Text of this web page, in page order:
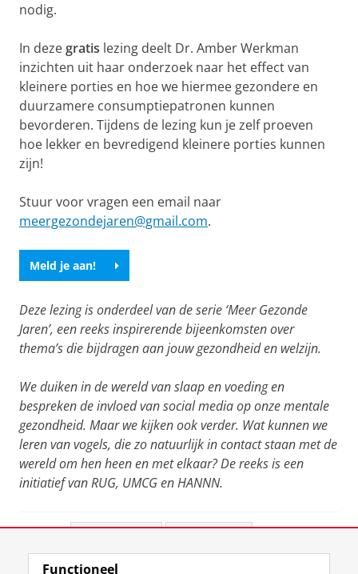
nodig.
In dezegratis lezing deelt Dr. Amber Werkman
inzichten uit haar onderzoek naar het effect van
kleinere porties en hoe we hiermee gezondere en
duurzamere consumptiepatronen kunnen
bevorderen. Tijdens de lezing kun je zelf proeven
hoe lekker en bevredigend kleinere porties kunnen
zijn!
Stuur voor vragen een email naar
meergezondejaren@gmail.com.
Meld je aan!
Deze lezing is onderdeel van de serie ‘Meer Gezonde
Jaren’, een reeks inspirerende bijeenkomsten over
thema’s die bijdragen aan jouw gezondheid en welzijn.
We duiken in de wereld van slaap en voeding en
bespreken de invloed van social media op onze mentale
gezondheid. Maar we kijken ook verder. Wat kunnen we
leren van vogels, die zo natuurlijk in contact staan met de
wereld om hen heen en met elkaar? De reeks is een
initiatief van RUG, UMCG en HANNN.
View this page in:
Functioneel